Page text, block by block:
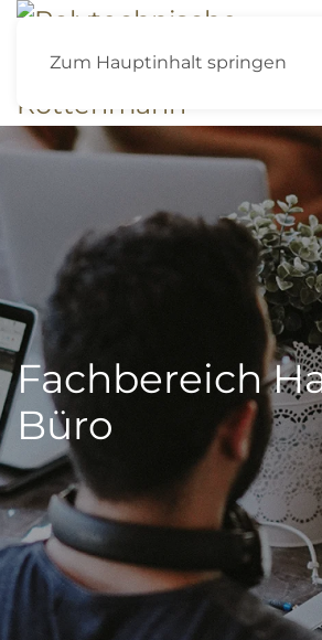
Zum Hauptinhalt springen
Fachbereich
Büro